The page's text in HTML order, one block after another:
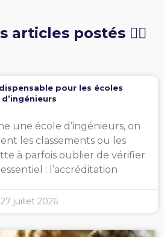
articles postés 👇🏻
pour les écoles
d’ingénieurs
une école d’ingénieurs, on
les classements ou les
à parfois oublier de vérifier
: l’accréditation
27 juillet 2026